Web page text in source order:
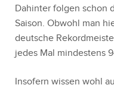
Dahinter folgen schon
Saison. Obwohl man
deutsche
jedes Mal mindestens
Insofern wissen wohl